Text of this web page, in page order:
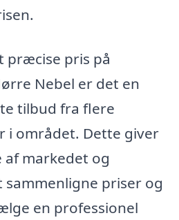
præcise pris på
Nebel er det en
tilbud fra flere
i området. Dette giver
markedet og
priser og
en professionel